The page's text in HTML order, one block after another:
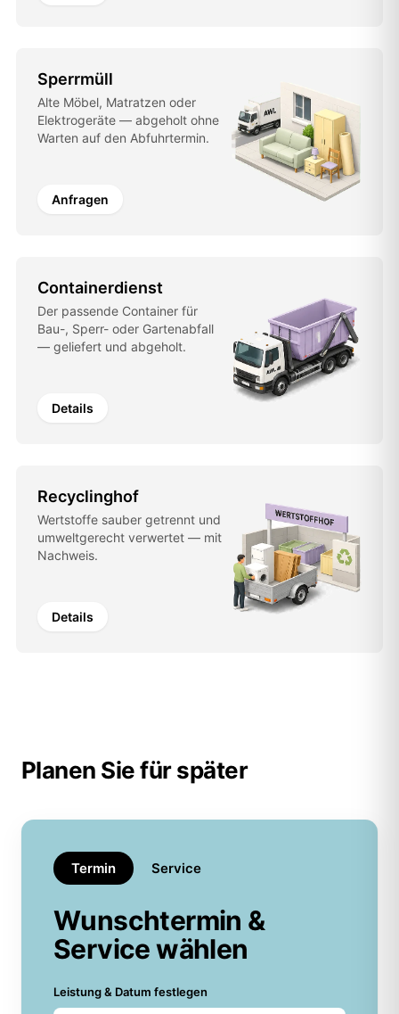
Sperrmüll
Alte Möbel, Matratzen oder
Elektrogeräte — abgeholt ohne
Warten auf den Abfuhrtermin.
Anfragen
Containerdienst
Der passende Container für
Bau-, Sperr- oder Gartenabfall
— geliefert und abgeholt.
Details
Recyclinghof
Wertstoffe sauber getrennt und
umweltgerecht verwertet — mit
Nachweis.
Details
Planen Sie für später
Termin Service
Wunschtermin &
Service wählen
Leistung & Datum festlegen